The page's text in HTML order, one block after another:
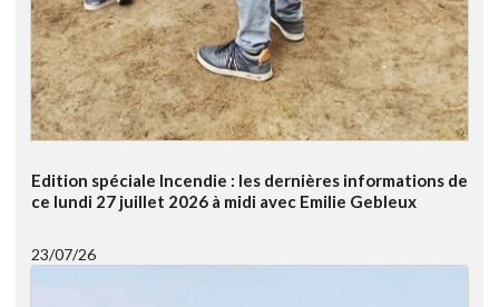
Edition spéciale Incendie : les dernières informations de
ce lundi 27 juillet 2026 à midi avec Emilie Gebleux
23/07/26